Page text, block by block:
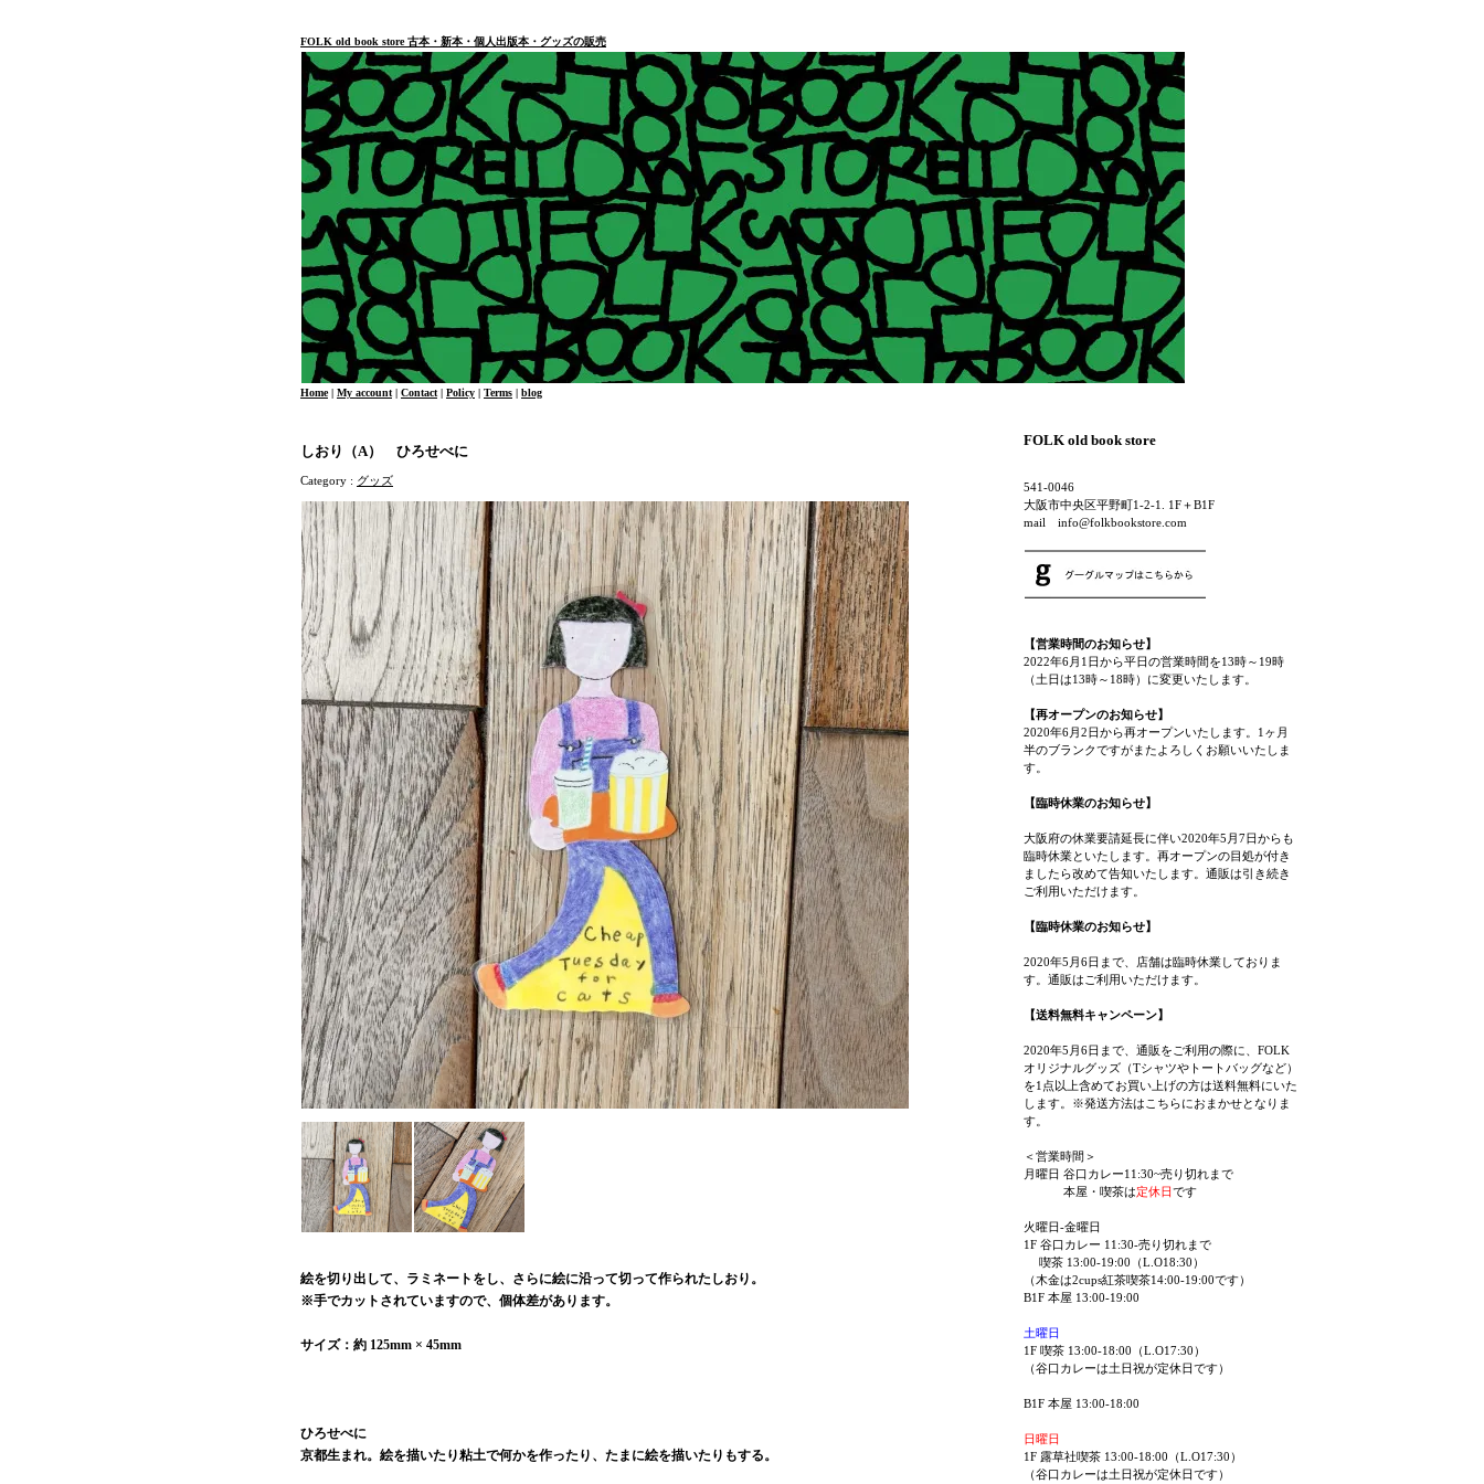
FOLK old book store 古本・新本・個人出版本・グッズの販売
Home| My account | Contact | Policy | Terms | blog
しおり（A） ひろせべに
Category : グッズ
絵を切り出して、ラミネートをし、さらに絵に沿って切って作られたしおり。
※手でカットされていますので、個体差があります。
サイズ：約 125mm × 45mm
ひろせべに
京都生まれ。絵を描いたり粘土で何かを作ったり、たまに絵を描いたりもする。
FOLK old book store
541-0046
大阪市中央区平野町1-2-1. 1F＋B1F
mail info@folkbookstore.com
【営業時間のお知らせ】
2022年6月1日から平日の営業時間を13時～19時
（土日は13時～18時）に変更いたします。
【再オープンのお知らせ】
2020年6月2日から再オープンいたします。1ヶ月
半のブランクですがまたよろしくお願いいたしま
す。
【臨時休業のお知らせ】
大阪府の休業要請延長に伴い2020年5月7日からも
臨時休業といたします。再オープンの目処が付き
ましたら改めて告知いたします。通販は引き続き
ご利用いただけます。
【臨時休業のお知らせ】
2020年5月6日まで、店舗は臨時休業しておりま
す。通販はご利用いただけます。
【送料無料キャンペーン】
2020年5月6日まで、通販をご利用の際に、FOLK
オリジナルグッズ（Tシャツやトートバッグなど）
を1点以上含めてお買い上げの方は送料無料にいた
します。※発送方法はこちらにおまかせとなりま
す。
＜営業時間＞
月曜日 谷口カレー11:30~売り切れまで
本屋・喫茶は定休日です
火曜日-金曜日
1F 谷口カレー 11:30-売り切れまで
喫茶 13:00-19:00（L.O18:30）
（木金は2cups紅茶喫茶14:00-19:00です）
B1F 本屋 13:00-19:00
土曜日
1F 喫茶 13:00-18:00（L.O17:30）
（谷口カレーは土日祝が定休日です）
B1F 本屋 13:00-18:00
日曜日
1F 露草社喫茶 13:00-18:00（L.O17:30）
（谷口カレーは土日祝が定休日です）